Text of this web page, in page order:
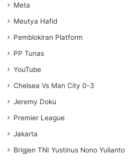
Meta
Meutya Hafid
Pemblokiran Platform
PP Tunas
YouTube
Chelsea Vs Man City 0-3
Jeremy Doku
Premier League
Jakarta
Brigjen TNI Yustinus Nono Yulianto